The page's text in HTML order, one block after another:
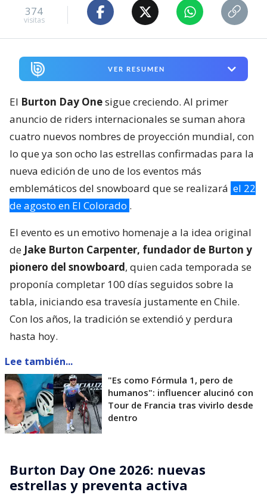
374
visitas
VER RESUMEN
El Burton Day Onesigue creciendo. Al primer
anuncio de riders internacionales se suman ahora
cuatro nuevos nombres de proyección mundial, con
lo que ya son ocho las estrellas confirmadas para la
nueva edición de uno de los eventos más
emblemáticos del snowboard que se realizará el 22
de agosto en El Colorado .
El evento es un emotivo homenaje a la idea original
de Jake Burton Carpenter, fundador de Burton y
pionero del snowboard, quien cada temporada se
proponía completar 100 días seguidos sobre la
tabla, iniciando esa travesía justamente en Chile.
Con los años, la tradición se extendió y perdura
hasta hoy.
Lee también...
"Es como Fórmula 1, pero de
humanos": influencer alucinó con
Tour de Francia tras vivirlo desde
dentro
Burton Day One 2026: nuevas
estrellas y preventa activa